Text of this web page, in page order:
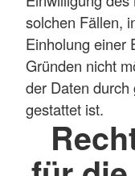
solchen Fällen,
Einholung einer
Gründen nicht
der Daten durch
gestattet ist.